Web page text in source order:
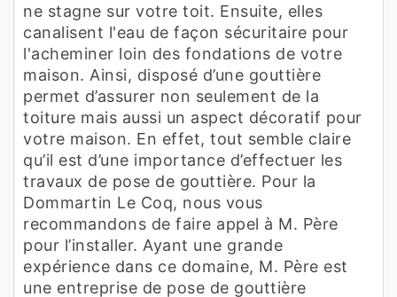
ne stagne sur votre toit. Ensuite, elles
canalisent l'eau de façon sécuritaire pour
l'acheminer loin des fondations de votre
maison. Ainsi, disposé d’une gouttière
permet d’assurer non seulement de la
toiture mais aussi un aspect décoratif pour
votre maison. En effet, tout semble claire
qu’il est d’une importance d’effectuer les
travaux de pose de gouttière. Pour la
Dommartin Le Coq, nous vous
recommandons de faire appel à M. Père
pour l’installer. Ayant une grande
expérience dans ce domaine, M. Père est
une entreprise de pose de gouttière